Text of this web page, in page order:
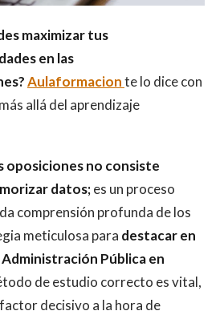
maximizar tus
en las
Aulaformacionte lo dice con
allá del aprendizaje
oposiciones no consiste
datos;es un proceso
comprensión profunda de los
meticulosa para destacar en
Administración Pública en
de estudio correcto es vital,
decisivo a la hora de